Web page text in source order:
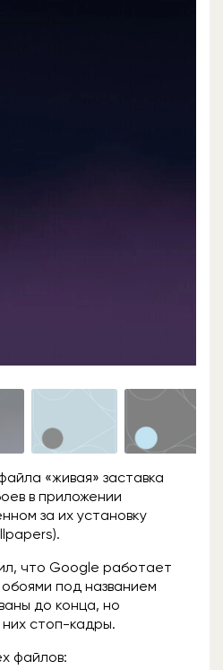
«живая» заставка
в приложении
за их установку
что Google работает
под названием
до конца, но
них стоп-кадры.
файлов: